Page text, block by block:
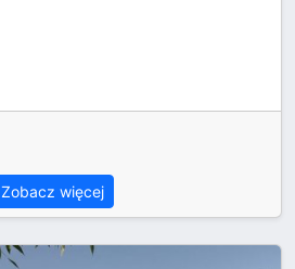
Zobacz więcej